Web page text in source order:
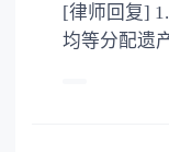
公证。
[律师回复] 1.一般情况下，同一顺序的各继承人
均等分配遗产。 2.同一顺序继承人